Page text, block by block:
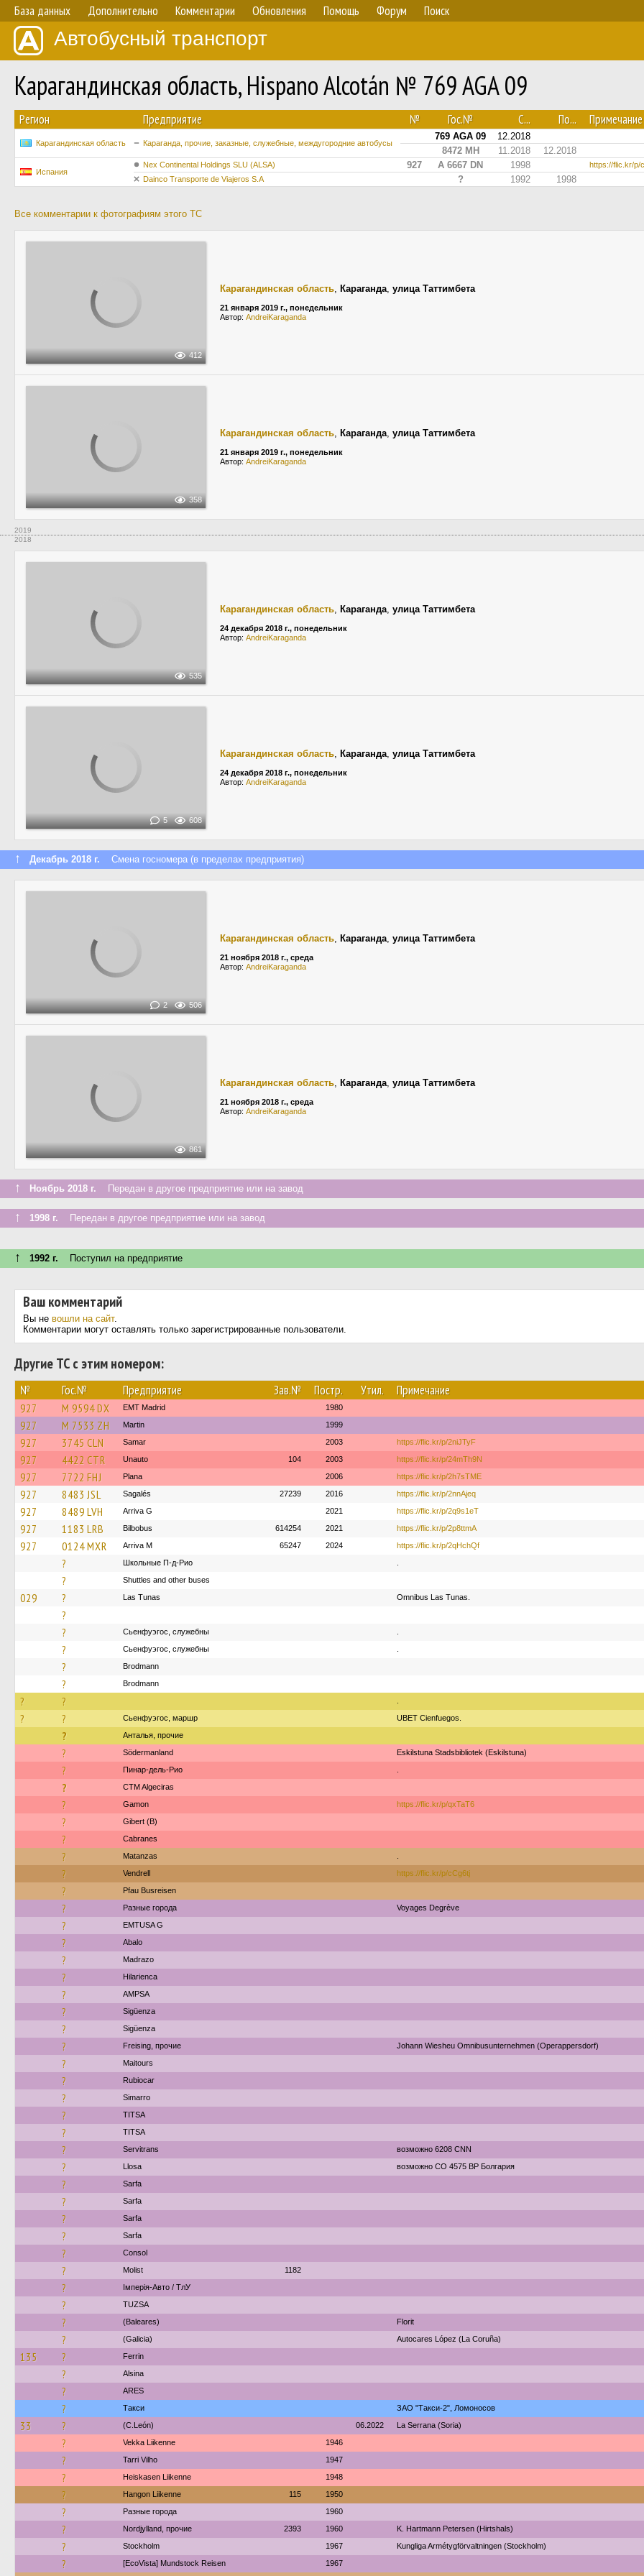
База данных Дополнительно Комментарии Обновления Помощь Форум Поиск
Автобусный транспорт
Карагандинская область, Hispano Alcotán № 769 AGA 09
Регион Предприятие № Гос.№ С... По... Примечание
Карагандинская область Караганда, прочие, заказные, служебные, междугородние автобусы
769 AGA 09
12.2018
8472 MH
11.2018 12.2018
Испания
Nex Continental Holdings SLU (ALSA) 927 A 6667 DN 1998
https://flic.kr/p/
Dainco Transporte de Viajeros S.A
? 1992 1998
Все комментарии к фотографиям этого ТС
412
Карагандинская область, Караганда, улица Таттимбета
21 января 2019 г., понедельник
Автор: AndreiKaraganda
358
Карагандинская область, Караганда, улица Таттимбета
21 января 2019 г., понедельник
Автор: AndreiKaraganda
2019
2018
535
Карагандинская область, Караганда, улица Таттимбета
24 декабря 2018 г., понедельник
Автор: AndreiKaraganda
5 608
Карагандинская область, Караганда, улица Таттимбета
24 декабря 2018 г., понедельник
Автор: AndreiKaraganda
↑ Декабрь 2018 г. Смена госномера (в пределах предприятия)
2 506
Карагандинская область, Караганда, улица Таттимбета
21 ноября 2018 г., среда
Автор: AndreiKaraganda
861
Карагандинская область, Караганда, улица Таттимбета
21 ноября 2018 г., среда
Автор: AndreiKaraganda
↑ Ноябрь 2018 г. Передан в другое предприятие или на завод
↑ 1998 г. Передан в другое предприятие или на завод
↑ 1992 г. Поступил на предприятие
Ваш комментарий
Вы не вошли на сайт.
Комментарии могут оставлять только зарегистрированные пользователи.
Другие ТС с этим номером:
№ Гос.№ Предприятие Зав.№ Постр. Утил. Примечание
927 M 9594 DX EMT Madrid 1980
927 M 7533 ZH Martin 1999
927 3745 CLN Samar 2003 https://flic.kr/p/2niJTyF
927 4422 CTR Unauto 104 2003 https://flic.kr/p/24mTh9N
927 7722 FHJ Plana 2006 https://flic.kr/p/2h7sTME
927 8483 JSL Sagalés 27239 2016 https://flic.kr/p/2nnAjeq
927 8489 LVH Arriva G 2021 https://flic.kr/p/2q9s1eT
927 1183 LRB Bilbobus 614254 2021 https://flic.kr/p/2p8ttmA
927 0124 MXR Arriva M 65247 2024 https://flic.kr/p/2qHchQf
? Школьные П-д-Рио
? Shuttles and other buses
029 ? Las Tunas Omnibus Las Tunas.
?
?
Сьенфуэгос, служебны
? Сьенфуэгос, служебны
? Brodmann
? Brodmann
? ?
? ? Сьенфуэгос, маршр UBET Cienfuegos.
? Анталья, прочие
? Södermanland Eskilstuna Stadsbibliotek (Eskilstuna)
? Пинар-дель-Рио
? CTM Algeciras
? Gamon https://flic.kr/p/qxTaT6
? Gibert (B)
? Cabranes
? Matanzas
? Vendrell https://flic.kr/p/cCg6tj
? Pfau Busreisen
? Разные города Voyages Degrève
? EMTUSA G
? Abalo
? Madrazo
? Hilarienca
? AMPSA
? Sigüenza
? Sigüenza
? Freising, прочие Johann Wiesheu Omnibusunternehmen (Operappersdorf)
? Maitours
? Rubiocar
? Simarro
? TITSA
? TITSA
? Servitrans возможно 6208 CNN
? Llosa возможно CO 4575 BP Болгария
? Sarfa
? Sarfa
? Sarfa
? Sarfa
? Consol
? Molist 1182
? Імперія-Авто / ТлУ
? TUZSA
? (Baleares) Florit
? (Galicia) Autocares López (La Coruña)
135 ? Ferrin
? Alsina
? ARES
? Такси ЗАО "Такси-2", Ломоносов
33 ? (C.León) 06.2022 La Serrana (Soria)
? Vekka Liikenne 1946
? Tarri Vilho 1947
? Heiskasen Liikenne 1948
? Hangon Liikenne 115 1950
? Разные города 1960
? Nordjylland, прочие 2393 1960 K. Hartmann Petersen (Hirtshals)
? Stockholm 1967 Kungliga Armétygförvaltningen (Stockholm)
? [EcoVista] Mundstock Reisen 1967